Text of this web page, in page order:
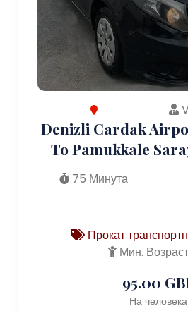
Denizli Cardak
To Pamukkale
75 Минута
Прокат
Мин. Возраст
95.00
На человека